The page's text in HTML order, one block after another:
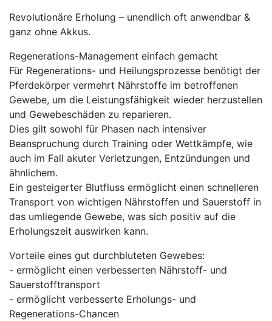
Revolutionäre Erholung – unendlich oft anwendbar &
ganz ohne Akkus.
Regenerations-Management einfach gemacht
Für Regenerations- und Heilungsprozesse benötigt der
Pferdekörper vermehrt Nährstoffe im betroffenen
Gewebe, um die Leistungsfähigkeit wieder herzustellen
und Gewebeschäden zu reparieren.
Dies gilt sowohl für Phasen nach intensiver
Beanspruchung durch Training oder Wettkämpfe, wie
auch im Fall akuter Verletzungen, Entzündungen und
ähnlichem.
Ein gesteigerter Blutfluss ermöglicht einen schnelleren
Transport von wichtigen Nährstoffen und Sauerstoff in
das umliegende Gewebe, was sich positiv auf die
Erholungszeit auswirken kann.
Vorteile eines gut durchbluteten Gewebes:
- ermöglicht einen verbesserten Nährstoff- und
Sauerstofftransport
- ermöglicht verbesserte Erholungs- und
Regenerations-Chancen